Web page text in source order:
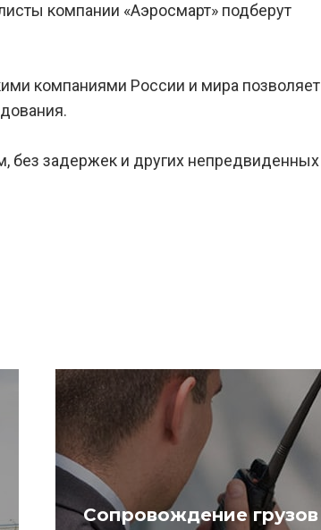
компании «Аэросмарт» подберут
компаниями России и мира позволяет
без задержек и других непредвиденных
Сопровождение грузов